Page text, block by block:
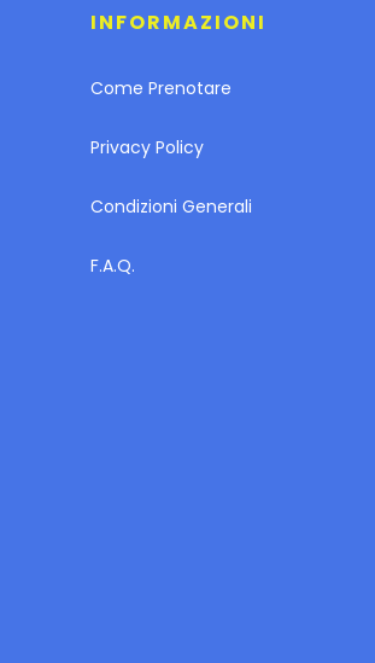
INFORMAZIONI
Come Prenotare
Privacy Policy
Condizioni Generali
F.A.Q.